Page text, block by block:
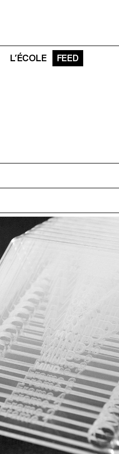
L’ÉCOLE FEED